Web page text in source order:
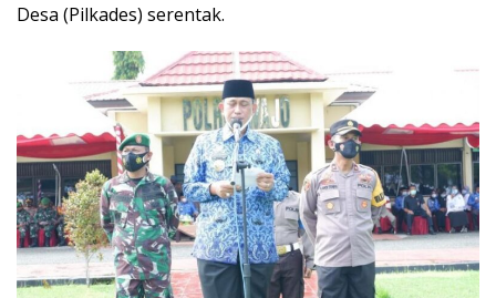
Desa (Pilkades) serentak.